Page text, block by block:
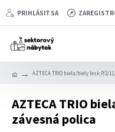
PRIHLÁSIŤ SA
AZTECA TRIO biela/biely lesk P/2/
AZTECA TRIO
závesná polica